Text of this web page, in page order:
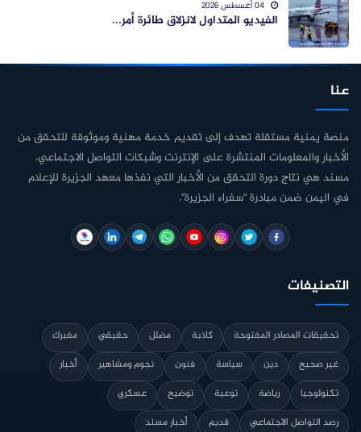
الفيديو المتداول لانزلاق طائرة أمر...
عنا
منصة يمنية مستقلة تهدف إلى تقديم خدمة مهنية وموثوقة للتحقق من
الأخبار والمعلومات المنتشرة على الإنترنت وشبكات التواصل الاجتماعي.
مسند هي نتاج دورة التحقق من الأخبار التي نفذها معهد الجزيرة للإعلام
في اليمن ضمن مبادرة "سفراء الجزيرة".
التصنيفات
تحقيقات المصادر المفتوحة كاذبة مضلل حقيقي
مفبرك
غير صحيح
دين سياسة فنون نجوم ومشاهير
أخبار
تكنولوجيا
رياضة توعية توضيح
عسكري
رصد التواصل الاجتماعي
قديم أخبار مسند